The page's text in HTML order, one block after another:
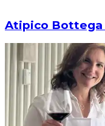
Atipico Bottega